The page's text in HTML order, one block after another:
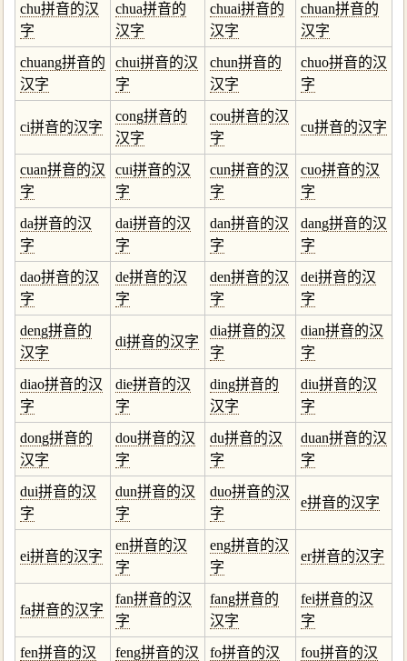
chu拼音的汉
字
chua拼音的
汉字
chuai拼音的
汉字
chuan拼音的
汉字
chuang拼音的
汉字
chui拼音的汉
字
chun拼音的
汉字
chuo拼音的汉
字
ci拼音的汉字
cong拼音的
汉字
cou拼音的汉
字
cu拼音的汉字
cuan拼音的汉
字
cui拼音的汉
字
cun拼音的汉
字
cuo拼音的汉
字
da拼音的汉
字
dai拼音的汉
字
dan拼音的汉
字
dang拼音的汉
字
dao拼音的汉
字
de拼音的汉
字
den拼音的汉
字
dei拼音的汉
字
deng拼音的
汉字
di拼音的汉字
dia拼音的汉
字
dian拼音的汉
字
diao拼音的汉
字
die拼音的汉
字
ding拼音的
汉字
diu拼音的汉
字
dong拼音的
汉字
dou拼音的汉
字
du拼音的汉
字
duan拼音的汉
字
dui拼音的汉
字
dun拼音的汉
字
duo拼音的汉
字
e拼音的汉字
ei拼音的汉字
en拼音的汉
字
eng拼音的汉
字
er拼音的汉字
fa拼音的汉字
fan拼音的汉
字
fang拼音的
汉字
fei拼音的汉
字
fen拼音的汉
feng拼音的汉
fo拼音的汉
fou拼音的汉